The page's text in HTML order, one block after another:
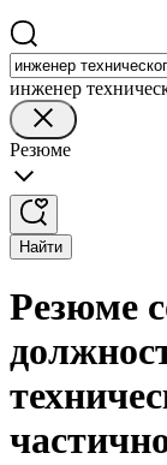
инженер
Резюме
Найти
Резюме